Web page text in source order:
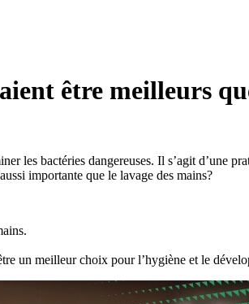
être meilleurs
les bactéries dangereuses. Il s’agit d’une
importante que le lavage des mains?
un meilleur choix pour l’hygiène et le